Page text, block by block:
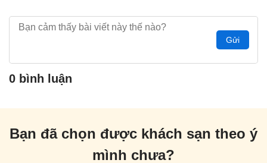
Gửi
0 bình luận
Bạn đã chọn được khách sạn theo ý
mình chưa?